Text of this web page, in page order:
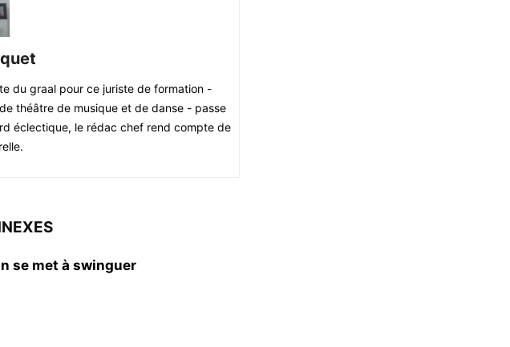
du graal pour ce juriste de formation -
théâtre de musique et de danse - passe
éclectique, le rédac chef rend compte de
se met à swinguer